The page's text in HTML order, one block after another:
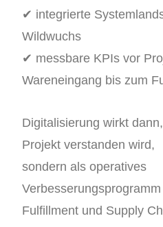
✔ integrierte
Wildwuchs
✔ messbare KPIs vor
Wareneingang bis zum
Digitalisierung wirkt
Projekt verstanden wird,
sondern als operatives
Fulfillment und Supply